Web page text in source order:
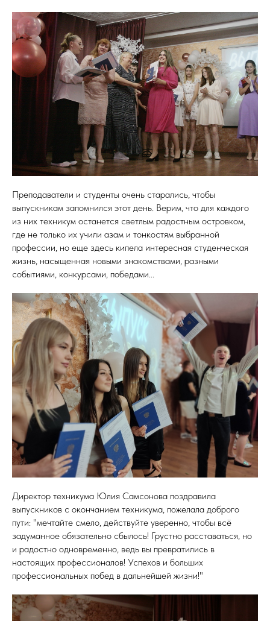
Преподаватели и студенты очень старались, чтобы
выпускникам запомнился этот день. Верим, что для каждого
из них техникум останется светлым радостным островком,
где не только их учили азам и тонкостям выбранной
профессии, но еще здесь кипела интересная студенческая
жизнь, насыщенная новыми знакомствами, разными
событиями, конкурсами, победами...
Директор техникума Юлия Самсонова поздравила
выпускников с окончанием техникума, пожелала доброго
пути: "мечтайте смело, действуйте уверенно, чтобы всё
задуманное обязательно сбылось! Грустно расставаться, но
и радостно одновременно, ведь вы превратились в
настоящих профессионалов! Успехов и больших
профессиональных побед в дальнейшей жизни!"